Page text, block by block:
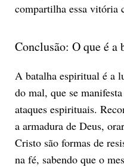
compartilha essa vitória
Conclusão: O que é
A batalha espiritual é a
do mal, que se
ataques espirituais.
a armadura de Deus,
Cristo são formas de
na fé, sabendo que o